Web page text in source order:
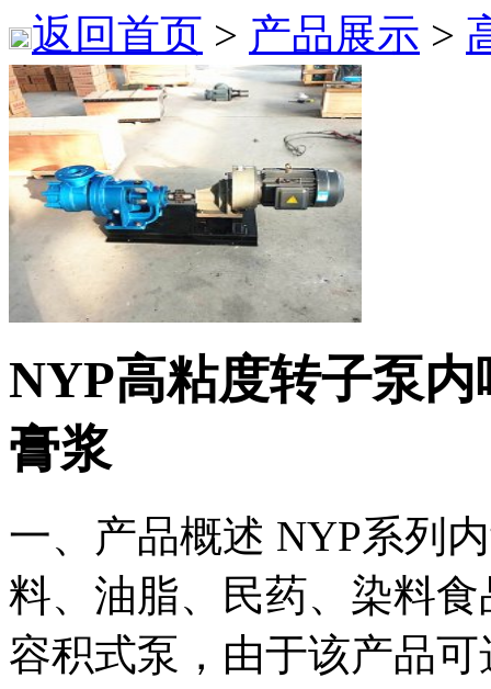
返回首页 > 产品展示 >
NYP高粘度转子泵
膏浆
一、产品概述 NYP系列
料、油脂、民药、染料
容积式泵，由于该产品